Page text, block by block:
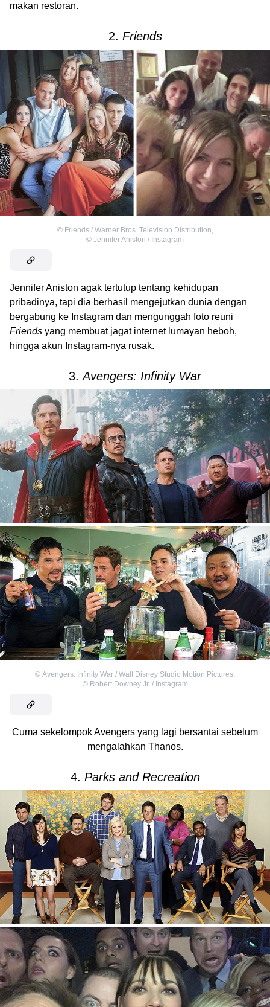
makan restoran.
2. Friends
© Friends / Warner Bros. Television Distribution,
© Jennifer Aniston / Instagram
Jennifer Aniston agak tertutup tentang kehidupan
pribadinya, tapi dia berhasil mengejutkan dunia dengan
bergabung ke Instagram dan mengunggah foto reuni
Friends yang membuat jagat internet lumayan heboh,
hingga akun Instagram-nya rusak.
3.Avengers: Infinity War
© Avengers: Infinity War / Walt Disney Studio Motion Pictures,
© Robert Downey Jr. / Instagram
Cuma sekelompok Avengers yang lagi bersantai sebelum
mengalahkan Thanos.
4. Parks and Recreation